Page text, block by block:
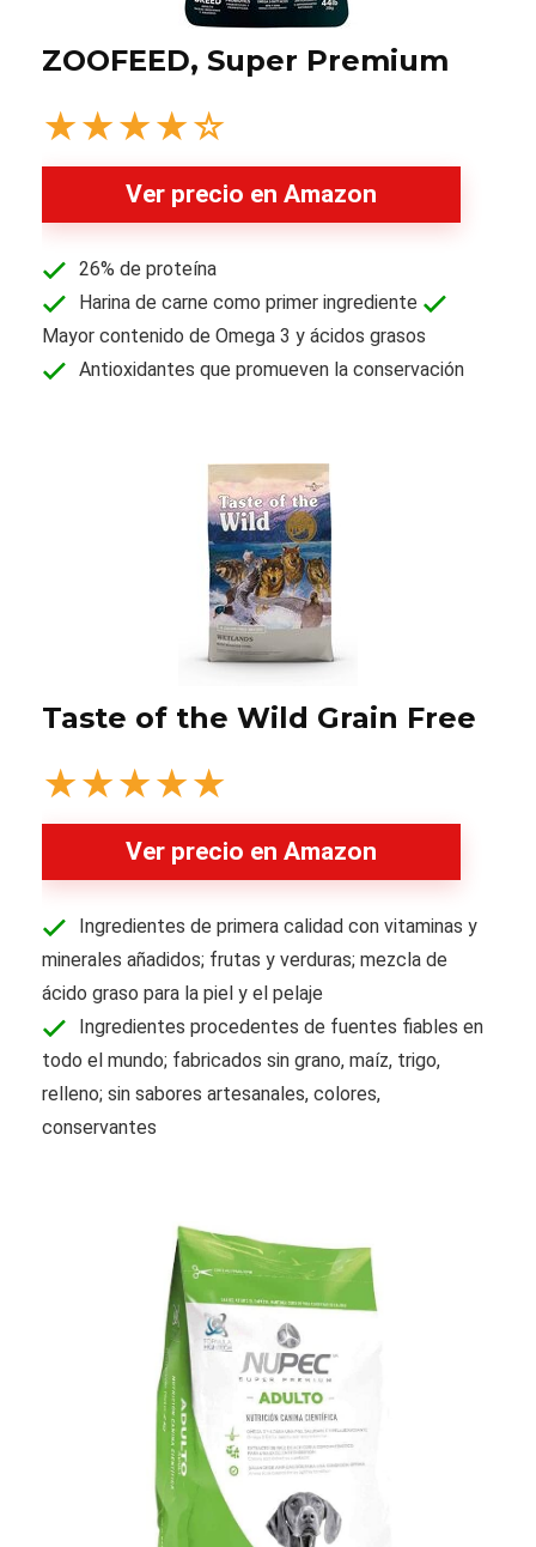
ZOOFEED, Super Premium
★★★★☆
Ver precio en Amazon
26% de proteína
Harina de carne como primer ingrediente
Mayor contenido de Omega 3 y ácidos grasos
Antioxidantes que promueven la conservación
Taste of the Wild Grain Free
★★★★★
Ver precio en Amazon
Ingredientes de primera calidad con vitaminas y
minerales añadidos; frutas y verduras; mezcla de
ácido graso para la piel y el pelaje
Ingredientes procedentes de fuentes fiables en
todo el mundo; fabricados sin grano, maíz, trigo,
relleno; sin sabores artesanales, colores,
conservantes